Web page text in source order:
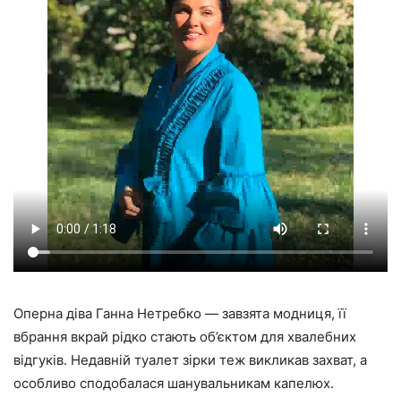
Оперна діва Ганна Нетребко — завзята модниця, її
вбрання вкрай рідко стають об’єктом для хвалебних
відгуків. Недавній туалет зірки теж викликав захват, а
особливо сподобалася шанувальникам капелюх.